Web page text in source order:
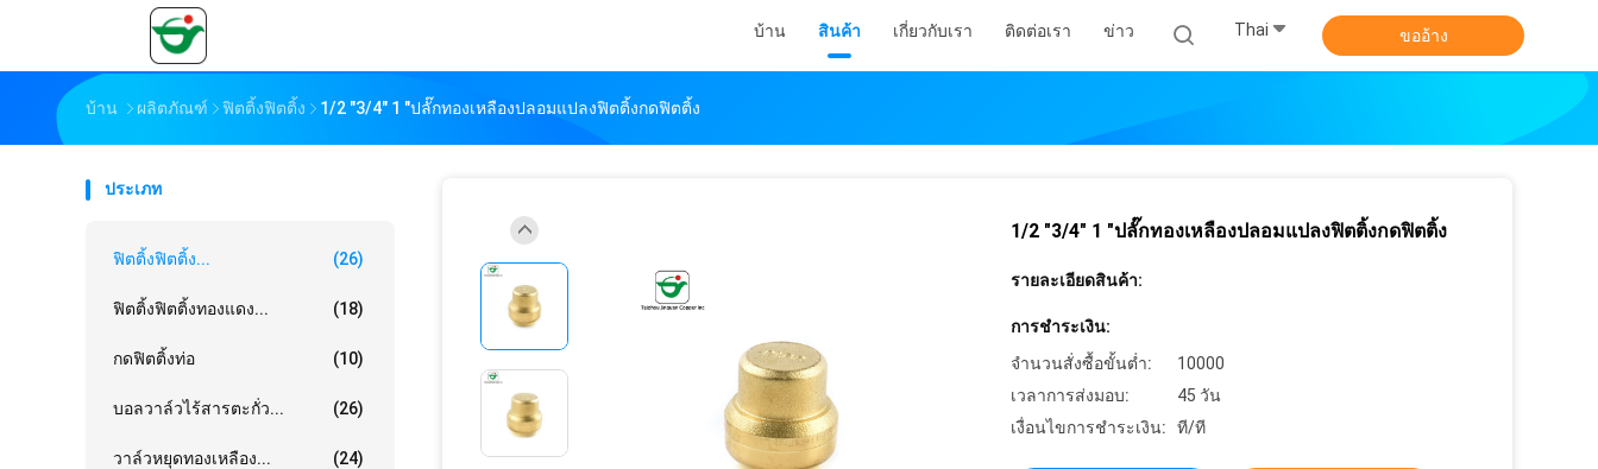
บ้าน สินค้า เกี่ยวกับเรา ติดต่อเรา ข่าว Thai ขออ้าง
บ้าน ผลิตภัณฑ์ ฟิตติ้งฟิตติ้ง 1/2 "3/4" 1 "ปลั๊กทองเหลืองปลอมแปลงฟิตติ้งกดฟิตติ้ง
ประเภท
ฟิตติ้งฟิตติ้ง... (26)
ฟิตติ้งฟิตติ้งทองแดง... (18)
กดฟิตติ้งท่อ (10)
บอลวาล์วไร้สารตะกั่ว... (26)
วาล์วหยุดทองเหลือง... (24)
1/2 "3/4" 1 "ปลั๊กทองเหลืองปลอมแปลงฟิตติ้งกดฟิตติ้ง
รายละเอียดสินค้า:
การชำระเงิน:
จำนวนสั่งซื้อขั้นต่ำ:
10000
เวลาการส่งมอบ:
45 วัน
เงื่อนไขการชำระเงิน:
ที/ที